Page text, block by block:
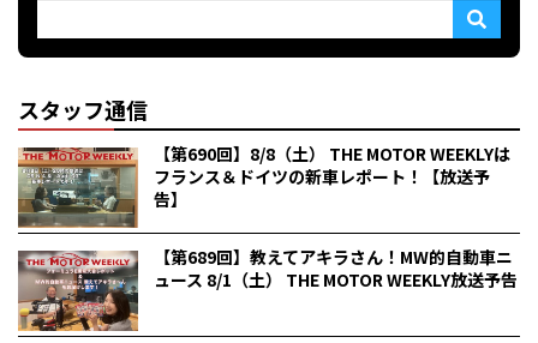
スタッフ通信
【第690回】8/8（土） THE MOTOR WEEKLYは
フランス＆ドイツの新車レポート！【放送予
告】
【第689回】教えてアキラさん！MW的自動車ニ
ュース 8/1（土） THE MOTOR WEEKLY放送予告